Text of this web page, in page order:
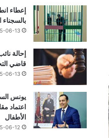
إعطاء
بالسجناء
06-13
إحالة
قاضي
06-13
يونس
اعتماد
الأطفال
06-12